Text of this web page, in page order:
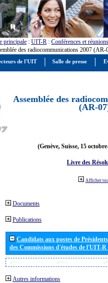
principale : UIT-R : Conférences et réunions
des radiocommunications 2007 (AR-
Assemblée des
(AR-
(Genève, Suisse, 15
Livre des
Afficher
Documents
Publications
Candidats aux postes de
des Commissions d'études de l'UIT-
Autres informations
de l'UIT Salle de presse